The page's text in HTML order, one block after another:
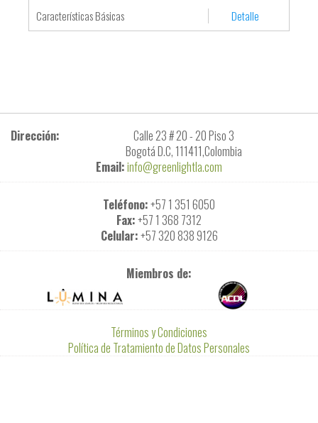
Características Básicas Detalle
Dirección:
Calle 23 # 20 - 20 Piso 3
Bogotá D.C, 111411,Colombia
Email:info@greenlightla.com
Teléfono:+57 1 351 6050
Fax:+57 1 368 7312
Celular:+57 320 838 9126
Miembros de:
Términos y Condiciones
Política de Tratamiento de Datos Personales